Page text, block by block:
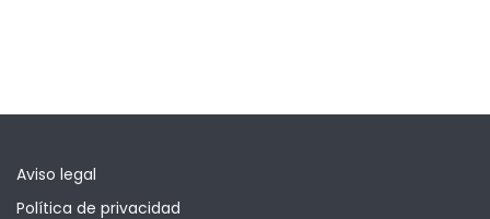
Aviso legal
Política de privacidad